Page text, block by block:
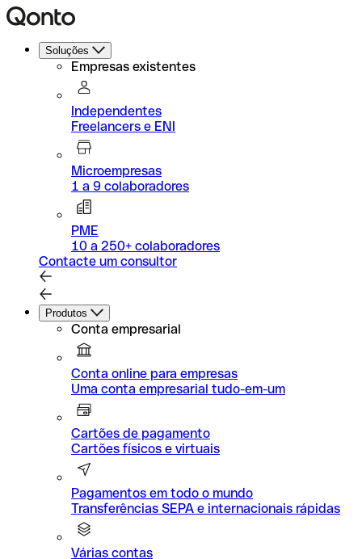
Soluções
Empresas existentes
Independentes
Freelancers e ENI
Microempresas
1 a 9 colaboradores
PME
10 a 250+ colaboradores
Contacte um consultor
Produtos
Conta empresarial
Conta online para empresas
Uma conta empresarial tudo-em-um
Cartões de pagamento
Cartões físicos e virtuais
Pagamentos em todo o mundo
Transferências SEPA e internacionais rápidas
Várias contas